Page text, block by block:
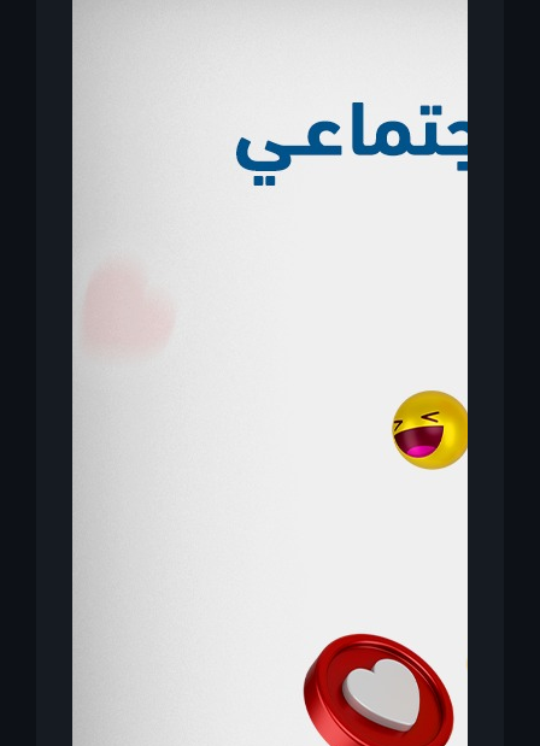
أعدادًا كبيرة من اللايكات على محتواك، قد
يشعرون بالحماس للمشاركة والتفاعل
بشكل أكبر، سواءً بالتعليقات أو إعادة نشر